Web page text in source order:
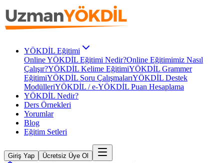
YÖKDİL Eğitimi
Online YÖKDİL Eğitimi Nedir?Online Eğitimimiz Nasıl
Çalışır?YÖKDİL Kelime EğitimiYÖKDİL Grammer
EğitimiYÖKDİL Soru ÇalışmalarıYÖKDİL Destek
ModülleriYÖKDİL / e-YÖKDİL Puan Hesaplama
YÖKDİL Nedir?
Ders Örnekleri
Yorumlar
Blog
Eğitim Setleri
Giriş Yap Ücretsiz Üye Ol